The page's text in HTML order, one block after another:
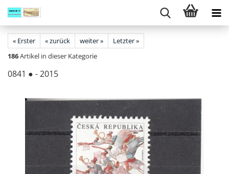
« Erster « zurück weiter »
Letzter »
186Artikel in dieser Kategorie
0841 ● - 2015